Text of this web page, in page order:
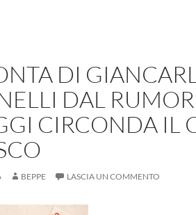
DI
DAL
CIRCONDA IL
BEPPE LASCIA UN COMMENTO